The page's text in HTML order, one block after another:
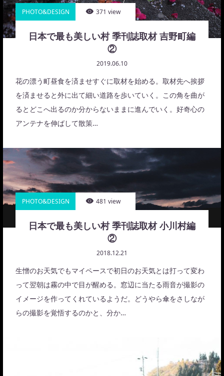
PHOTO&DESIGN 371 view
日本で最も美しい村 季刊誌取材 吉野町編
②
2019.06.10
花の漂う町昼食を済ませすぐに取材を始める。取材先へ挨拶
を済ませると外に出て細い道路を歩いていく。この角を曲が
るとどこへ出るのか分からないままに進んでいく。好奇心の
アンテナを伸ばして散策…
PHOTO&DESIGN 481 view
日本で最も美しい村 季刊誌取材 小川村編
②
2018.12.21
生憎のお天気でもマイペースで初日のお天気とは打って変わ
って翌朝は霧の中で目が醒める。窓辺に当たる雨音が撮影の
イメージを作ってくれているようだ。どうやら傘をさしなが
らの撮影を覚悟するのかと、分か…